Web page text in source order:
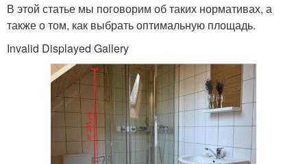
В этой статье мы поговорим об таких нормативах, а
также о том, как выбрать оптимальную площадь.
Invalid Displayed Gallery